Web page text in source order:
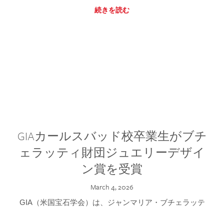
続きを読む
GIAカールスバッド校卒業生がブチ
ェラッティ財団ジュエリーデザイ
ン賞を受賞
March 4, 2026
GIA（米国宝石学会）は、ジャンマリア・ブチェラッテ